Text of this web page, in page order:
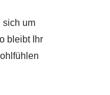
sich um
bleibt Ihr